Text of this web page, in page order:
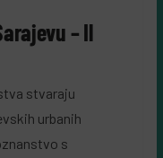
– Il
stvaraju
urbanih
s